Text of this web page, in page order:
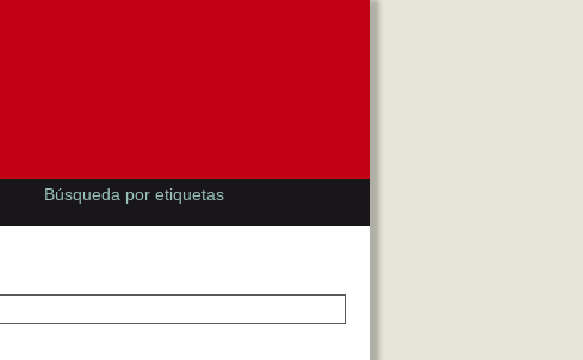
Búsqueda por etiquetas